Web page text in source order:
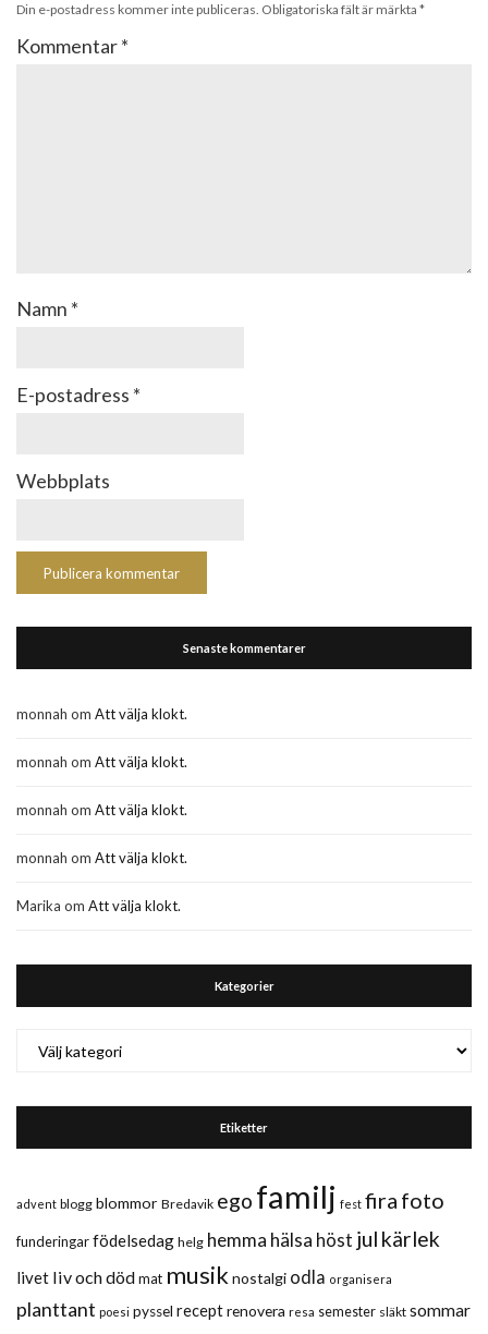
Din e-postadress kommer inte publiceras. Obligatoriska fält är märkta *
Kommentar*
Namn *
E-postadress *
Webbplats
Senaste kommentarer
monnah om Att välja klokt.
monnah om Att välja klokt.
monnah om Att välja klokt.
monnah om Att välja klokt.
Marika om Att välja klokt.
Kategorier
Etiketter
advent blogg blommor Bredavik ego familj fest fira foto
funderingarfödelsedag helg hemma hälsa höst jul kärlek
livet liv och dödmat musik nostalgi odla organisera
planttant poesi pyssel receptrenovera resa semester släkt sommar